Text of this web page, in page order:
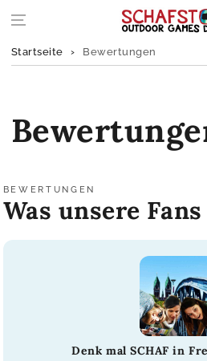
springen
Startseite Bewertungen
BEWERTUNGEN
Was unsere
Denk mal SCHAF in